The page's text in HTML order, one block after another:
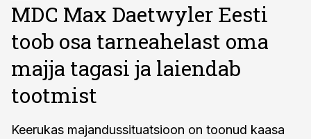
MDC Max Daetwyler Eesti
toob osa tarneahelast oma
majja tagasi ja laiendab
tootmist
Keerukas majandussituatsioon on toonud kaasa